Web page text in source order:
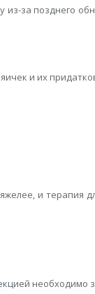
за позднего
и их
и терапия
необходимо